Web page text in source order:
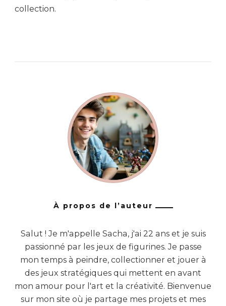
collection.
À propos de l’auteur
Salut ! Je m'appelle Sacha, j'ai 22 ans et je suis
passionné par les jeux de figurines. Je passe
mon temps à peindre, collectionner et jouer à
des jeux stratégiques qui mettent en avant
mon amour pour l'art et la créativité. Bienvenue
sur mon site où je partage mes projets et mes